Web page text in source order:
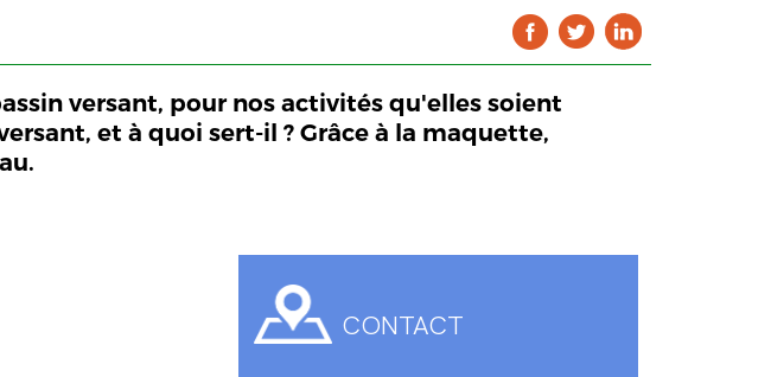
versant, pour nos activités qu'elles soient
et à quoi sert-il ? Grâce à la maquette,
CONTACT